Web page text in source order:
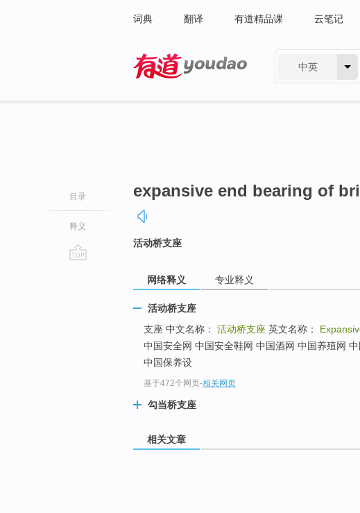
词典 翻译 有道精品课 云笔记
中英
目录
释义
expansive end bearing of
活动桥支座
网络释义 专业释义
活动桥支座
支座 中文名称： 活动桥支座 英文名称：
中国安全网 中国安全鞋网 中国酒网 中国养殖网
中国保养设
基于472个网页-相关网页
勾当桥支座
相关文章